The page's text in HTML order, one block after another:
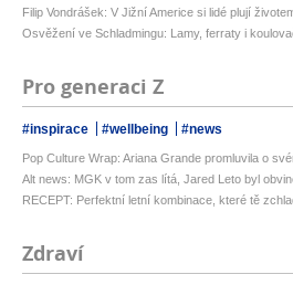
Filip Vondrášek: V Jižní Americe si lidé plují
Osvěžení ve Schladmingu: Lamy, ferraty i
Pro generaci Z
#inspirace #wellbeing #news
Pop Culture Wrap: Ariana Grande promluvila o
Alt news: MGK v tom zas lítá, Jared Leto byl
RECEPT: Perfektní letní kombinace, které tě
Zdraví